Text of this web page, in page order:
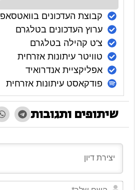
קבוצת העדכונים בוואטסאפ
ערוץ העדכונים בטלגרם
צ'ט קהילה בטלגרם
טוויטר עיתונות אזרחית
אפליקציית אנדרואיד
פודקאסט עיתונות אזרחית
שיתופים ותגובות